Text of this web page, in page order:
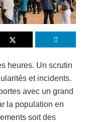
heures. Un scrutin
et incidents.
avec un grand
la population en
soit des